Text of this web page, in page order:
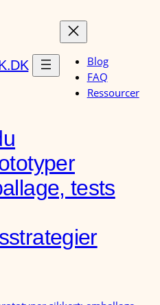
Blog
FAQ
Ressourcer
tests